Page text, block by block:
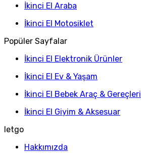
İkinci El Araba
İkinci El Motosiklet
Popüler Sayfalar
İkinci El Elektronik Ürünler
İkinci El Ev & Yaşam
İkinci El Bebek Araç & Gereçleri
İkinci El Giyim & Aksesuar
letgo
Hakkımızda